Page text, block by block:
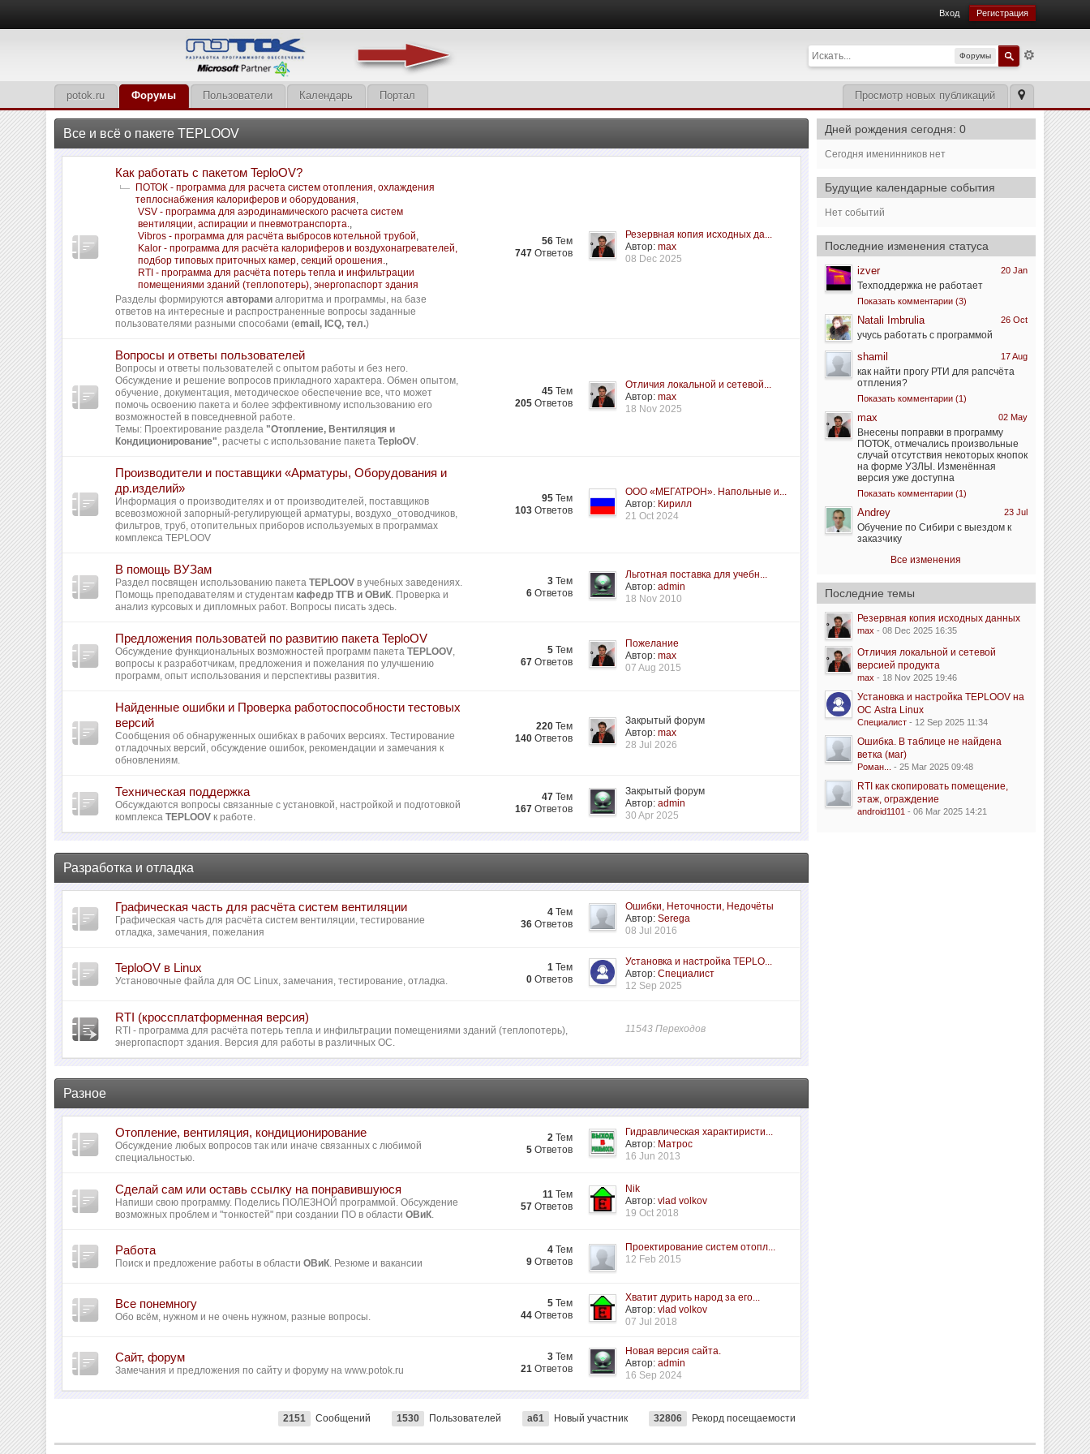
Вход Регистрация
Форумы
Просмотр новых публикаций
potok.ru Форумы Пользователи Календарь Портал
Все и всё о пакете TEPLOOV
Как работать с пакетом TeploOV?
ПОТОК - программа для расчета систем отопления, охлаждения
теплоснабжения калориферов и оборудования,
VSV - программа для аэродинамического расчета систем
вентиляции, аспирации и пневмотранспорта.,
Vibros - программа для расчёта выбросов котельной трубой,
Kalor - программа для расчёта калориферов и воздухонагревателей,
подбор типовых приточных камер, секций орошения.,
RTI - программа для расчёта потерь тепла и инфильтрации
помещениями зданий (теплопотерь), энергопаспорт здания
Разделы формируютсяавторами алгоритма и программы, на базе
ответов на интересные и распространенные вопросы заданные
пользователями разными способами (email, ICQ, тел.)
56 Тем
747 Ответов
Резервная копия исходных да...
Автор:max
08 Dec 2025
Вопросы и ответы пользователей
Вопросы и ответы пользователей с опытом работы и без него.
Обсуждение и решение вопросов прикладного характера. Обмен опытом,
обучение, документация, методическое обеспечение все, что может
помочь освоению пакета и более эффективному использованию его
возможностей в повседневной работе.
Темы: Проектирование раздела"Отопление, Вентиляция и
Кондиционирование", расчеты с использование пакетаTeploOV.
45 Тем
205 Ответов
Отличия локальной и сетевой...
Автор:max
18 Nov 2025
Производители и поставщики «Арматуры, Оборудования и
др.изделий»
Информация о производителях и от производителей, поставщиков
всевозможной запорный-регулирующей арматуры, воздухо_отоводчиков,
фильтров, труб, отопительных приборов используемых в программах
комплекса TEPLOOV
95 Тем
103 Ответов
ООО «МЕГАТРОН». Напольные и...
Автор: Кирилл
21 Oct 2024
В помощь ВУЗам
Раздел посвящен использованию пакетаTEPLOOV в учебных заведениях.
Помощь преподавателям и студентамкафедр ТГВ и ОВиК. Проверка и
анализ курсовых и дипломных работ. Вопросы писать здесь.
3 Тем
6 Ответов
Льготная поставка для учебн...
Автор:admin
18 Nov 2010
Предложения пользоватей по развитию пакета TeploOV
Обсуждение функциональных возможностей программ пакетаTEPLOOV,
вопросы к разработчикам, предложения и пожелания по улучшению
программ, опыт использования и перспективы развития.
5 Тем
67 Ответов
Пожелание
Автор:max
07 Aug 2015
Найденные ошибки и Проверка работоспособности тестовых
версий
Сообщения об обнаруженных ошибках в рабочих версиях. Тестирование
отладочных версий, обсуждение ошибок, рекомендации и замечания к
обновлениям.
220 Тем
140 Ответов
Закрытый форум
Автор:max
28 Jul 2026
Техническая поддержка
Обсуждаются вопросы связанные с установкой, настройкой и подготовкой
комплексаTEPLOOV к работе.
47 Тем
167 Ответов
Закрытый форум
Автор:admin
30 Apr 2025
Разработка и отладка
Графическая часть для расчёта систем вентиляции
Графическая часть для расчёта систем вентиляции, тестирование
отладка, замечания, пожелания
4 Тем
36 Ответов
Ошибки, Неточности, Недочёты
Автор:Serega
08 Jul 2016
TeploOV в Linux
Установочные файла для ОС Linux, замечания, тестирование, отладка.
1 Тем
0 Ответов
Установка и настройка TEPLO...
Автор:Специалист
12 Sep 2025
RTI (кроссплатформенная версия)
RTI - программа для расчёта потерь тепла и инфильтрации помещениями зданий (теплопотерь),
энергопаспорт здания. Версия для работы в различных ОС.
11543 Переходов
Разное
Отопление, вентиляция, кондиционирование
Обсуждение любых вопросов так или иначе связанных с любимой
специальностью.
2 Тем
5 Ответов
Гидравлическая характиристи...
Автор: Матрос
16 Jun 2013
Сделай сам или оставь ссылку на понравившуюся
Напиши свою программу. Поделись ПОЛЕЗНОЙ программой. Обсуждение
возможных проблем и "тонкостей" при создании ПО в областиОВиК.
11 Тем
57 Ответов
Nik
Автор:vlad volkov
19 Oct 2018
Работа
Поиск и предложение работы в областиОВиК. Резюме и вакансии
4 Тем
9 Ответов
Проектирование систем отопл...
12 Feb 2015
Все понемногу
Обо всём, нужном и не очень нужном, разные вопросы.
5 Тем
44 Ответов
Хватит дурить народ за его...
Автор:vlad volkov
07 Jul 2018
Сайт, форум
Замечания и предложения по сайту и форуму на www.potok.ru
3 Тем
21 Ответов
Новая версия сайта.
Автор:admin
16 Sep 2024
Дней рождения сегодня: 0
Сегодня именинников нет
Будущие календарные события
Нет событий
Последние изменения статуса
20 Jan
izver
Техподдержка не работает
Показать комментарии (3)
26 Oct
Natali Imbrulia
учусь работать с программой
17 Aug
shamil
как найти прогу РТИ для рапсчёта
отпления?
Показать комментарии (1)
02 May
max
Внесены поправки в программу
ПОТОК, отмечались произвольные
случай отсутствия некоторых кнопок
на форме УЗЛЫ. Изменённая
версия уже доступна
Показать комментарии (1)
23 Jul
Andrey
Обучение по Сибири с выездом к
заказчику
Все изменения
Последние темы
Резервная копия исходных данных
max - 08 Dec 2025 16:35
Отличия локальной и сетевой
версией продукта
max - 18 Nov 2025 19:46
Установка и настройка TEPLOOV на
ОС Astra Linux
Специалист- 12 Sep 2025 11:34
Ошибка. В таблице не найдена
ветка (маг)
Роман... - 25 Mar 2025 09:48
RTI как скопировать помещение,
этаж, ограждение
android1101 - 06 Mar 2025 14:21
2151 Сообщений 1530 Пользователей a61 Новый участник 32806 Рекорд посещаемости